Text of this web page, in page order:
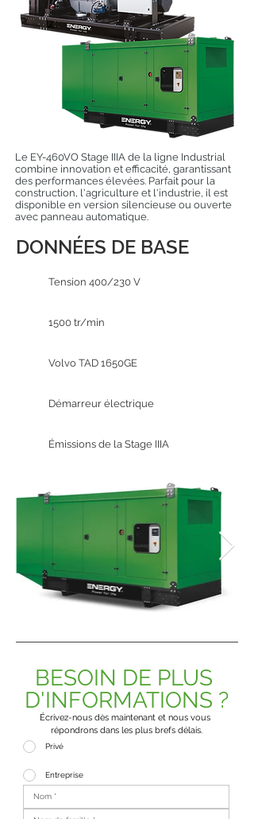
Le EY-460VO Stage IIIA de la ligne Industrial
combine innovation et efficacité, garantissant
des performances élevées. Parfait pour la
construction, l'agriculture et l'industrie, il est
disponible en version silencieuse ou ouverte
avec panneau automatique.
DONNÉES DE BASE
Tension 400/230 V
1500 tr/min
Volvo TAD 1650GE
Démarreur électrique
Émissions de la Stage IIIA
BESOIN DE PLUS
D'INFORMATIONS ?
Écrivez-nous dès maintenant et nous vous
répondrons dans les plus brefs délais.
Privé
Entreprise